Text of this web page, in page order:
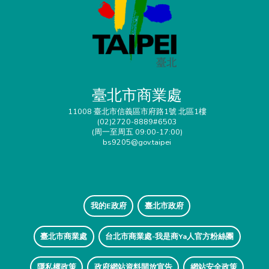
臺北市商業處
11008 臺北市信義區市府路1號 北區1樓
(02)2720-8889#6503
(周一至周五 09:00-17:00)
bs9205@gov.taipei
我的E政府 臺北市政府
臺北市商業處 台北市商業處-我是商Ya人官方粉絲團